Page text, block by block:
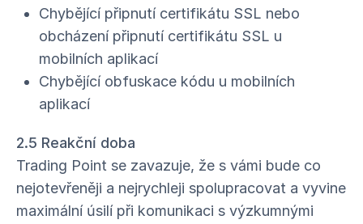
Chybějící připnutí certifikátu SSL nebo
obcházení připnutí certifikátu SSL u
mobilních aplikací
Chybějící obfuskace kódu u mobilních
aplikací
2.5 Reakční doba
Trading Point se zavazuje, že s vámi bude co
nejotevřeněji a nejrychleji spolupracovat a vyvine
maximální úsilí při komunikaci s výzkumnými